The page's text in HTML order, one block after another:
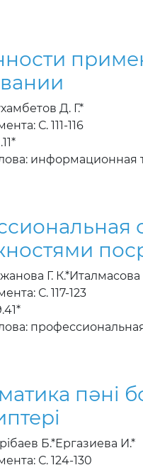
Д. Г.*
С. 111-116
информационная
Г. К.*Италмасова
С. 117-123
пәнi
Б.*Ергазиева И.*
С. 124-130